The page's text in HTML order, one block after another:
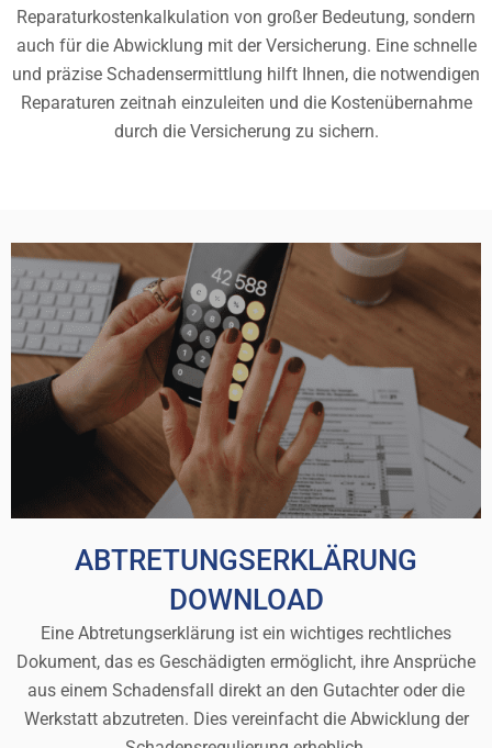
Reparaturkostenkalkulation von großer Bedeutung, sondern
auch für die Abwicklung mit der Versicherung. Eine schnelle
und präzise Schadensermittlung hilft Ihnen, die notwendigen
Reparaturen zeitnah einzuleiten und die Kostenübernahme
durch die Versicherung zu sichern.
ABTRETUNGSERKLÄRUNG
DOWNLOAD
Eine Abtretungserklärung ist ein wichtiges rechtliches
Dokument, das es Geschädigten ermöglicht, ihre Ansprüche
aus einem Schadensfall direkt an den Gutachter oder die
Werkstatt abzutreten. Dies vereinfacht die Abwicklung der